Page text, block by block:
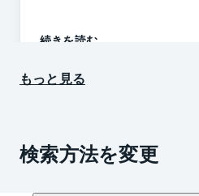
続きを読む
もっと見る
検索方法を変更